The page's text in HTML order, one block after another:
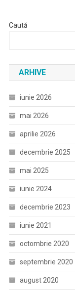
Caută
ARHIVE
iunie 2026
mai 2026
aprilie 2026
decembrie 2025
mai 2025
iunie 2024
decembrie 2023
iunie 2021
octombrie 2020
septembrie 2020
august 2020